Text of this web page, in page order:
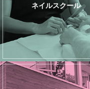
ネイルスクール